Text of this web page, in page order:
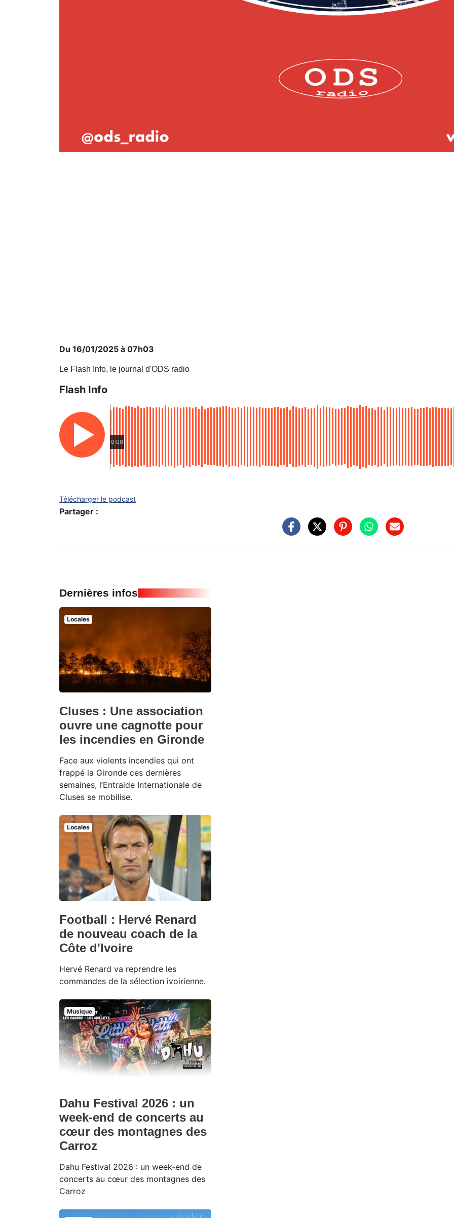
Du 16/01/2025 à 07h03
Le Flash Info, le journal d'ODS radio
Flash Info
0:00
Télécharger le podcast
Partager :
Dernières infos
Locales
Cluses : Une association
ouvre une cagnotte pour
les incendies en Gironde
Face aux violents incendies qui ont
frappé la Gironde ces dernières
semaines, l’Entraide Internationale de
Cluses se mobilise.
Locales
Football : Hervé Renard
de nouveau coach de la
Côte d'Ivoire
Hervé Renard va reprendre les
commandes de la sélection ivoirienne.
Musique
Dahu Festival 2026 : un
week-end de concerts au
cœur des montagnes des
Carroz
Dahu Festival 2026 : un week-end de
concerts au cœur des montagnes des
Carroz